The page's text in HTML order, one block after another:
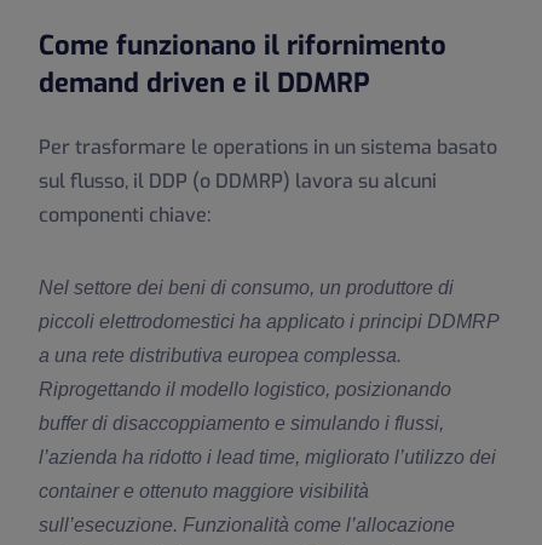
Come funzionano il rifornimento
demand driven e il DDMRP
Per trasformare le operations in un sistema basato
sul flusso, il DDP (o DDMRP) lavora su alcuni
componenti chiave:
Nel settore dei beni di consumo, un produttore di
piccoli elettrodomestici ha applicato i principi DDMRP
a una rete distributiva europea complessa.
Riprogettando il modello logistico, posizionando
buffer di disaccoppiamento e simulando i flussi,
l’azienda ha ridotto i lead time, migliorato l’utilizzo dei
container e ottenuto maggiore visibilità
sull’esecuzione. Funzionalità come l’allocazione